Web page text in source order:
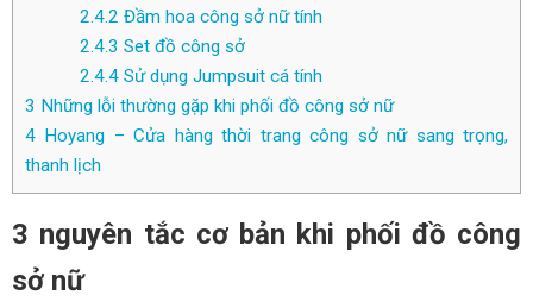
2.4.2 Đầm hoa công sở nữ tính
2.4.3 Set đồ công sở
2.4.4Sử dụng Jumpsuit cá tính
3 Những lỗi thường gặp khi phối đồ công sở nữ
4 Hoyang – Cửa hàng thời trang công sở nữ sang trọng,
thanh lịch
3 nguyên tắc cơ bản khi phối đồ công
sở nữ